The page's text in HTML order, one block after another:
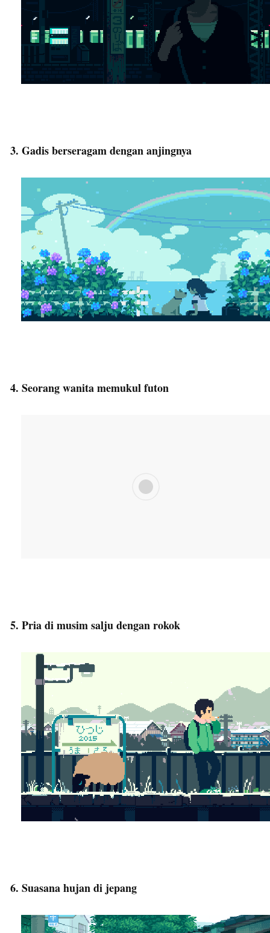
3. Gadis berseragam dengan anjingnya
4. Seorang wanita memukul futon
5. Pria di musim salju dengan rokok
6. Suasana hujan di jepang